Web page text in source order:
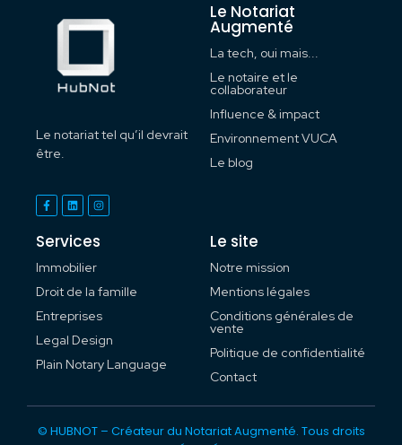
Le notariat tel qu’il devrait
être.
Le Notariat
Augmenté
La tech, oui mais...
Le notaire et le
collaborateur
Influence & impact
Environnement VUCA
Le blog
Services
Immobilier
Droit de la famille
Entreprises
Legal Design
Plain Notary Language
Le site
Notre mission
Mentions légales
Conditions générales de
vente
Politique de confidentialité
Contact
© HUBNOT – Créateur du Notariat Augmenté. Tous droits